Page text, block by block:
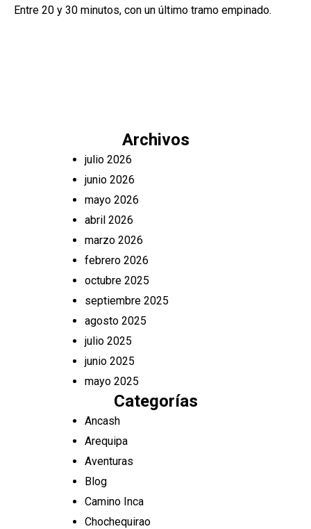
Entre 20 y 30 minutos, con un último tramo empinado.
Archivos
julio 2026
junio 2026
mayo 2026
abril 2026
marzo 2026
febrero 2026
octubre 2025
septiembre 2025
agosto 2025
julio 2025
junio 2025
mayo 2025
Categorías
Ancash
Arequipa
Aventuras
Blog
Camino Inca
Chochequirao